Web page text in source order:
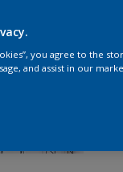
you agree to the
and assist in our